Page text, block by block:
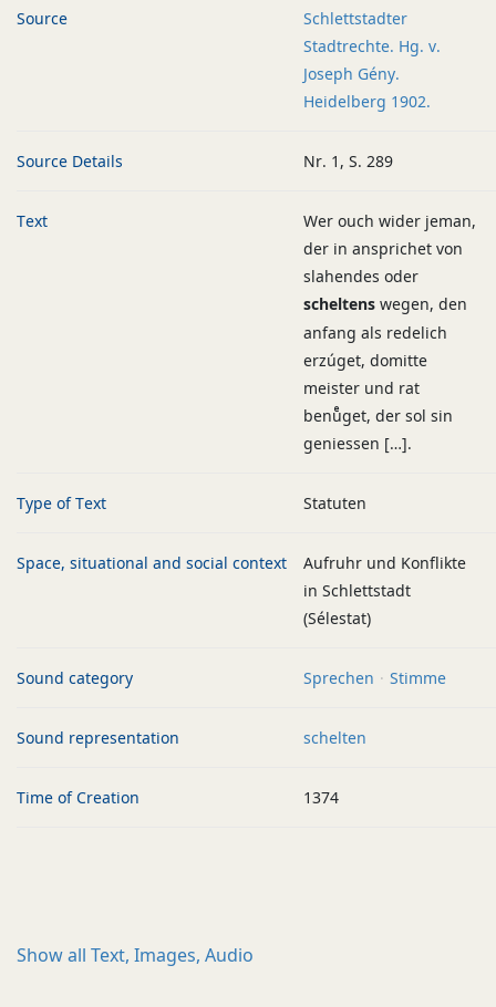
Source
Schlettstadter
Stadtrechte. Hg. v.
Joseph Gény.
Heidelberg 1902.
Source Details Nr. 1, S. 289
Text
Wer ouch wider jeman,
der in ansprichet von
slahendes oder
scheltens wegen, den
anfang als redelich
erzúget, domitte
meister und rat
benuͤget, der sol sin
geniessen […].
Type of Text Statuten
Space, situational and social context
Aufruhr und Konflikte
in Schlettstadt
(Sélestat)
Sound category Sprechen Stimme
Sound representation schelten
Time of Creation 1374
Show all Text, Images, Audio